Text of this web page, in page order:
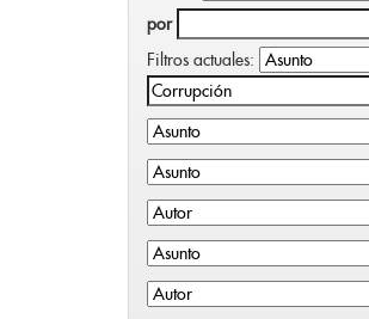
por
Filtros actuales: